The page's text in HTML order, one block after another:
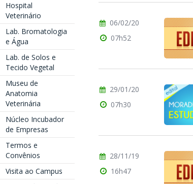
Hospital
Veterinário
Lab. Bromatologia
e Água
Lab. de Solos e
Tecido Vegetal
Museu de
Anatomia
Veterinária
Núcleo Incubador
de Empresas
Termos e
Convênios
Visita ao Campus
06/02/20
07h52
29/01/20
07h30
28/11/19
16h47